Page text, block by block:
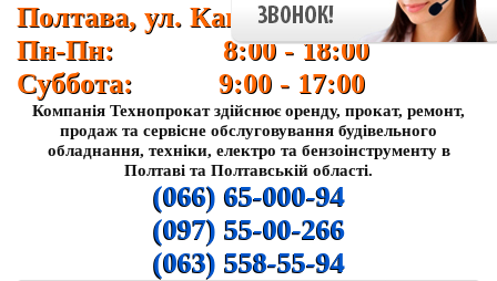
Полтава, ул. Кагамлыка 37
Пн-Пн: 8:00 - 18:00
Суббота: 9:00 - 17:00
Компанія Технопрокат здійснює оренду, прокат, ремонт,
продаж та сервісне обслуговування будівельного
обладнання, техніки, електро та бензоінструменту в
Полтаві та Полтавській області.
(066) 65-000-94
(097) 55-00-266
(063) 558-55-94